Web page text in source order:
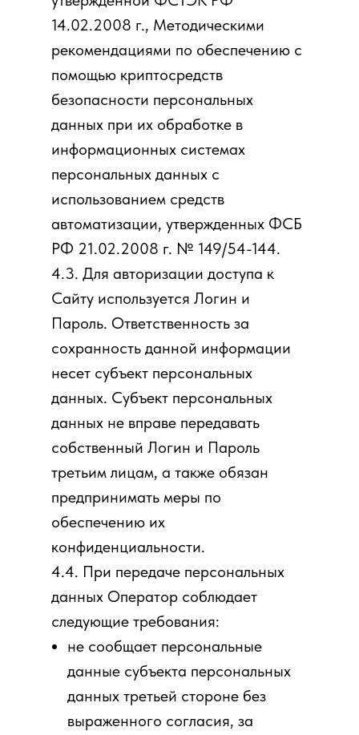
14.02.2008 г., Методическими
рекомендациями по обеспечению с
помощью криптосредств
безопасности персональных
данных при их обработке в
информационных системах
персональных данных с
использованием средств
автоматизации, утвержденных ФСБ
РФ 21.02.2008 г. № 149/54-144.
4.3. Для авторизации доступа к
Сайту используется Логин и
Пароль. Ответственность за
сохранность данной информации
несет субъект персональных
данных. Субъект персональных
данных не вправе передавать
собственный Логин и Пароль
третьим лицам, а также обязан
предпринимать меры по
обеспечению их
конфиденциальности.
4.4. При передаче персональных
данных Оператор соблюдает
следующие требования:
не сообщает персональные
данные субъекта персональных
данных третьей стороне без
выраженного согласия, за